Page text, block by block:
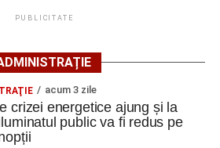
nevoie de lucrări
de licitație, expertizele tehnice au
PUBLICITATE
acum 3 zile
crizei energetice ajung și la
public va fi redus pe